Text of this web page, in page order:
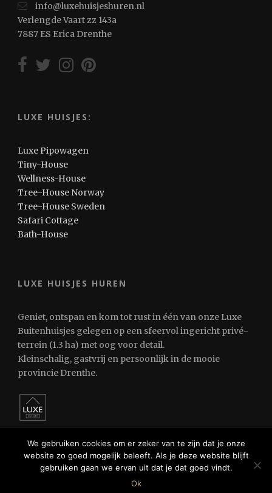
info@luxehuisjeshuren.nl
Verlengde Vaart zz 143a
7887 ES Erica Drenthe
LUXE HUISJES:
Luxe Pipowagen
Tiny-House
Wellness-House
Tree-House Norway
Tree-House Sweden
Safari Cottage
Bath-House
LUXE HUISJES HUREN
Geniet, ontspan en kom tot rust in één van onze Luxe
Buitenhuisjes gelegen op een sfeervol ingericht privé-
terrein (1.3 ha) met oog voor detail.
Kleinschalig, gastvrij en persoonlijk in de mooie
provincie Drenthe.
© 2024 Luxe Huisjes Huren
We gebruiken cookies om er zeker van te zijn dat je onze
website zo goed mogelijk beleeft. Als je deze website blijft
gebruiken gaan we ervan uit dat je dat goed vindt.
Ok